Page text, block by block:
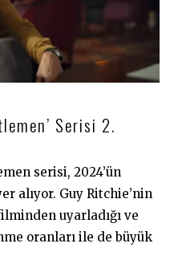
Serisi 2.
serisi, 2024’ün
alıyor. Guy Ritchie’nin
uyarladığı ve
oranları ile de büyük